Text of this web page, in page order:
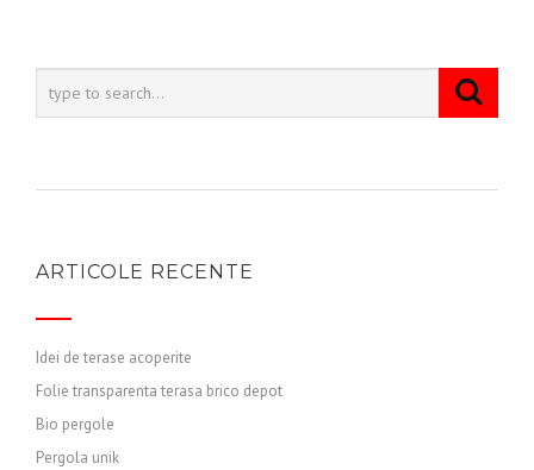
ARTICOLE RECENTE
Idei de terase acoperite
Folie transparenta terasa brico depot
Bio pergole
Pergola unik